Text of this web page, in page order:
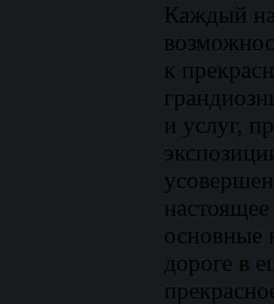
Каждый
к
и услуг,
основные
дороге в